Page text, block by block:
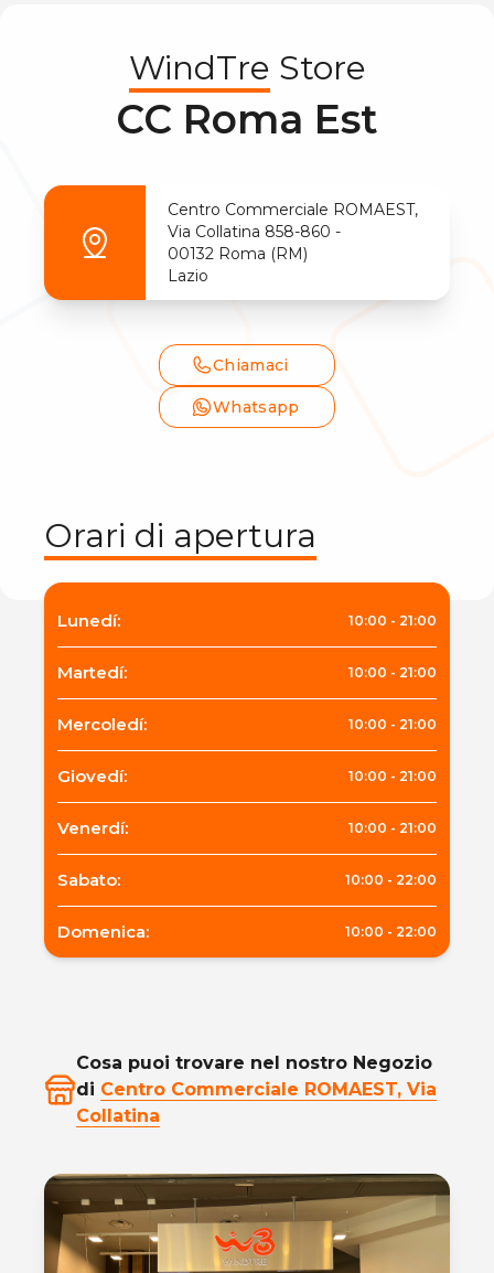
WindTre Store
CC Roma Est
Centro Commerciale ROMAEST,
Via Collatina 858-860 -
00132 Roma (RM)
Lazio
Chiamaci
Whatsapp
Orari di apertura
Lunedí: 10:00 - 21:00
Martedí: 10:00 - 21:00
Mercoledí: 10:00 - 21:00
Giovedí: 10:00 - 21:00
Venerdí: 10:00 - 21:00
Sabato: 10:00 - 22:00
Domenica: 10:00 - 22:00
Cosa puoi trovare nel nostro Negozio
di Centro Commerciale ROMAEST, Via
Collatina